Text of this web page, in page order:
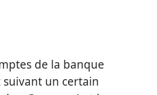
de la banque
un certain